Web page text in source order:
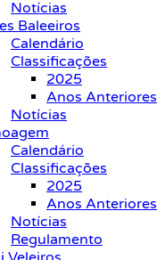
Notícias
Baleeiros
Calendário
Classificações
2025
Anos Anteriores
Notícias
Calendário
Classificações
2025
Anos Anteriores
Notícias
Regulamento